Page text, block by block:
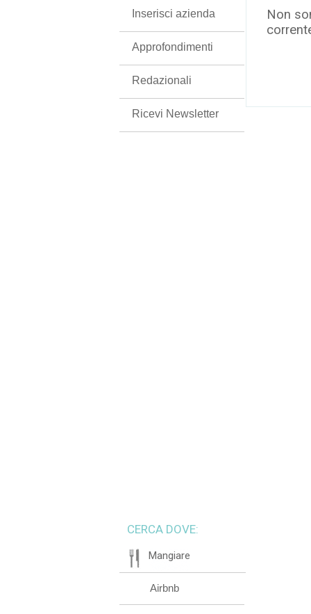
Non
Inserisci azienda
Approfondimenti
Redazionali
Ricevi Newsletter
CERCA DOVE:
Mangiare
Airbnb